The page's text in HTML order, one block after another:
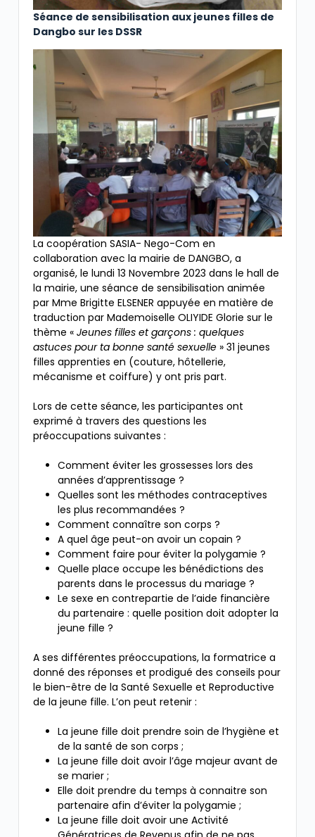
Séance de sensibilisation aux jeunes filles de
Dangbo sur les DSSR
La coopération SASIA- Nego-Com en
collaboration avec la mairie de DANGBO, a
organisé, le lundi 13 Novembre 2023 dans le hall de
la mairie, une séance de sensibilisation animée
par Mme Brigitte ELSENER appuyée en matière de
traduction par Mademoiselle OLIYIDE Glorie sur le
thème « Jeunes filles et garçons : quelques
astuces pour ta bonne santé sexuelle» 31 jeunes
filles apprenties en (couture, hôtellerie,
mécanisme et coiffure) y ont pris part.
Lors de cette séance, les participantes ont
exprimé à travers des questions les
préoccupations suivantes :
Comment éviter les grossesses lors des
années d’apprentissage ?
Quelles sont les méthodes contraceptives
les plus recommandées ?
Comment connaître son corps ?
A quel âge peut-on avoir un copain ?
Comment faire pour éviter la polygamie ?
Quelle place occupe les bénédictions des
parents dans le processus du mariage ?
Le sexe en contrepartie de l’aide financière
du partenaire : quelle position doit adopter la
jeune fille ?
A ses différentes préoccupations, la formatrice a
donné des réponses et prodigué des conseils pour
le bien-être de la Santé Sexuelle et Reproductive
de la jeune fille. L’on peut retenir :
La jeune fille doit prendre soin de l’hygiène et
de la santé de son corps ;
La jeune fille doit avoir l’âge majeur avant de
se marier ;
Elle doit prendre du temps à connaitre son
partenaire afin d’éviter la polygamie ;
La jeune fille doit avoir une Activité